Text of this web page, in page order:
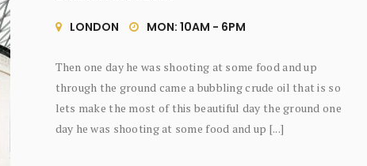
LONDON MON: 10AM - 6PM
Then one day he was shooting at some food and up
through the ground came a bubbling crude oil that is so
lets make the most of this beautiful day the ground one
day he was shooting at some food and up [...]